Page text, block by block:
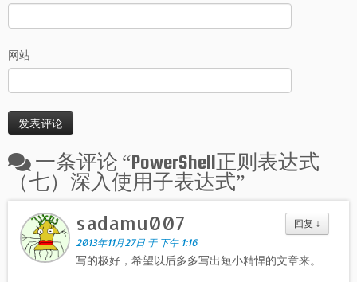
网站
一条评论 “PowerShell正则表达式
（七）深入使用子表达式”
回复 ↓
sadamu007
2013年11月27日 于 下午 1:16
写的极好，希望以后多多写出短小精悍的文章来。